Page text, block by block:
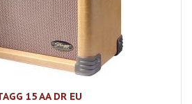
15 AA DR EU